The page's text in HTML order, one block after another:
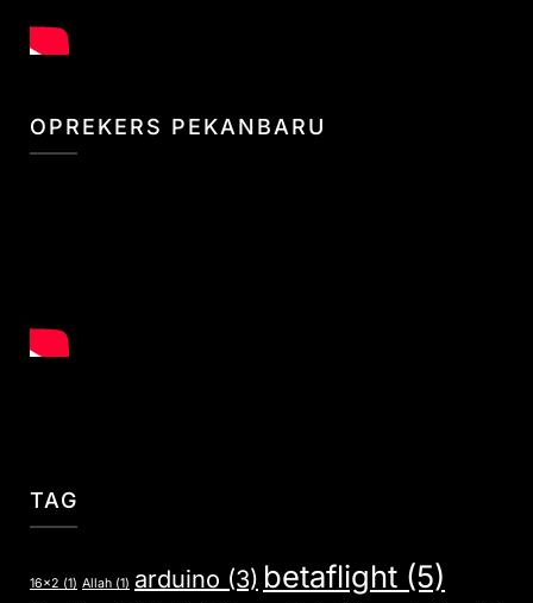
OPREKERS PEKANBARU
TAG
16x2 (1) Allah (1) arduino (3) betaflight (5)